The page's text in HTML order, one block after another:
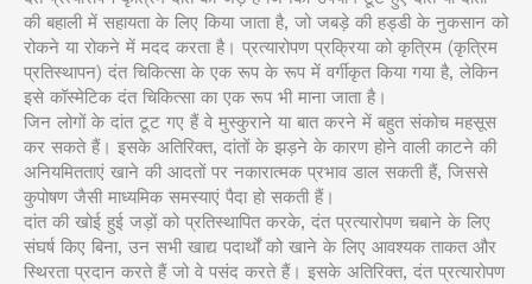
की बहाली में सहायता के लिए किया जाता है, जो जबड़े की हड्डी के नुकसान को
रोकने या रोकने में मदद करता है। प्रत्यारोपण प्रक्रिया को कृत्रिम (कृत्रिम
प्रतिस्थापन) दंत चिकित्सा के एक रूप के रूप में वर्गीकृत किया गया है, लेकिन
इसे कॉस्मेटिक दंत चिकित्सा का एक रूप भी माना जाता है।
जिन लोगों के दांत टूट गए हैं वे मुस्कुराने या बात करने में बहुत संकोच महसूस
कर सकते हैं। इसके अतिरिक्त, दांतों के झड़ने के कारण होने वाली काटने की
अनियमितताएं खाने की आदतों पर नकारात्मक प्रभाव डाल सकती हैं, जिससे
कुपोषण जैसी माध्यमिक समस्याएं पैदा हो सकती हैं।
दांत की खोई हुई जड़ों को प्रतिस्थापित करके, दंत प्रत्यारोपण चबाने के लिए
संघर्ष किए बिना, उन सभी खाद्य पदार्थों को खाने के लिए आवश्यक ताकत और
स्थिरता प्रदान करते हैं जो वे पसंद करते हैं। इसके अतिरिक्त, दंत प्रत्यारोपण